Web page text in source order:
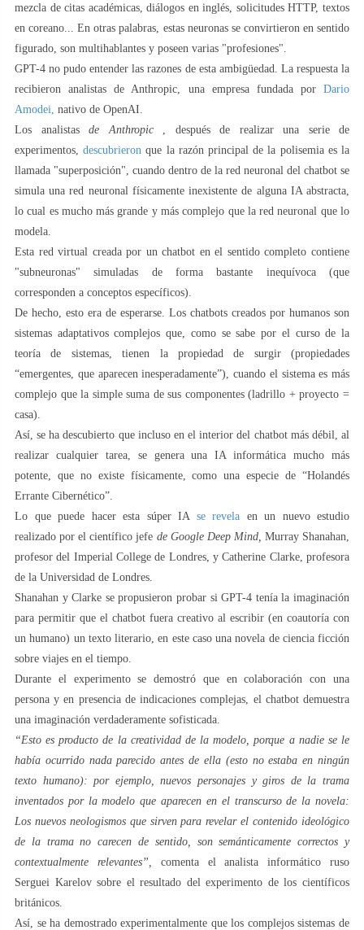
mezcla de citas académicas, diálogos en inglés, solicitudes HTTP, textos
en coreano... En otras palabras, estas neuronas se convirtieron en sentido
figurado, son multihablantes y poseen varias "profesiones".
GPT-4 no pudo entender las razones de esta ambigüedad. La respuesta la
recibieron analistas de Anthropic, una empresa fundada por Dario
Amodei, nativo de OpenAI.
Los analistas de Anthropic, después de realizar una serie de
experimentos,descubrieron que la razón principal de la polisemia es la
llamada "superposición", cuando dentro de la red neuronal del chatbot se
simula una red neuronal físicamente inexistente de alguna IA abstracta,
lo cual es mucho más grande y más complejo que la red neuronal que lo
modela.
Esta red virtual creada por un chatbot en el sentido completo contiene
"subneuronas" simuladas de forma bastante inequívoca (que
corresponden a conceptos específicos).
De hecho, esto era de esperarse. Los chatbots creados por humanos son
sistemas adaptativos complejos que, como se sabe por el curso de la
teoría de sistemas, tienen la propiedad de surgir (propiedades
“emergentes, que aparecen inesperadamente”), cuando el sistema es más
complejo que la simple suma de sus componentes (ladrillo + proyecto =
casa).
Así, se ha descubierto que incluso en el interior del chatbot más débil, al
realizar cualquier tarea, se genera una IA informática mucho más
potente, que no existe físicamente, como una especie de “Holandés
Errante Cibernético”.
Lo que puede hacer esta súper IA se revela en un nuevo estudio
realizado por el científico jefe de Google Deep Mind, Murray Shanahan,
profesor del Imperial College de Londres, y Catherine Clarke, profesora
de la Universidad de Londres.
Shanahan y Clarke se propusieron probar si GPT-4 tenía la imaginación
para permitir que el chatbot fuera creativo al escribir (en coautoría con
un humano) un texto literario, en este caso una novela de ciencia ficción
sobre viajes en el tiempo.
Durante el experimento se demostró que en colaboración con una
persona y en presencia de indicaciones complejas, el chatbot demuestra
una imaginación verdaderamente sofisticada.
“Esto es producto de la creatividad de la modelo, porque a nadie se le
había ocurrido nada parecido antes de ella (esto no estaba en ningún
texto humano): por ejemplo, nuevos personajes y giros de la trama
inventados por la modelo que aparecen en el transcurso de la novela:
Los nuevos neologismos que sirven para revelar el contenido ideológico
de la trama no carecen de sentido, son semánticamente correctos y
contextualmente relevantes”,
comenta el analista informático ruso
Serguei Karelov sobre el resultado del experimento de los científicos
británicos.
Así, se ha demostrado experimentalmente que los complejos sistemas de